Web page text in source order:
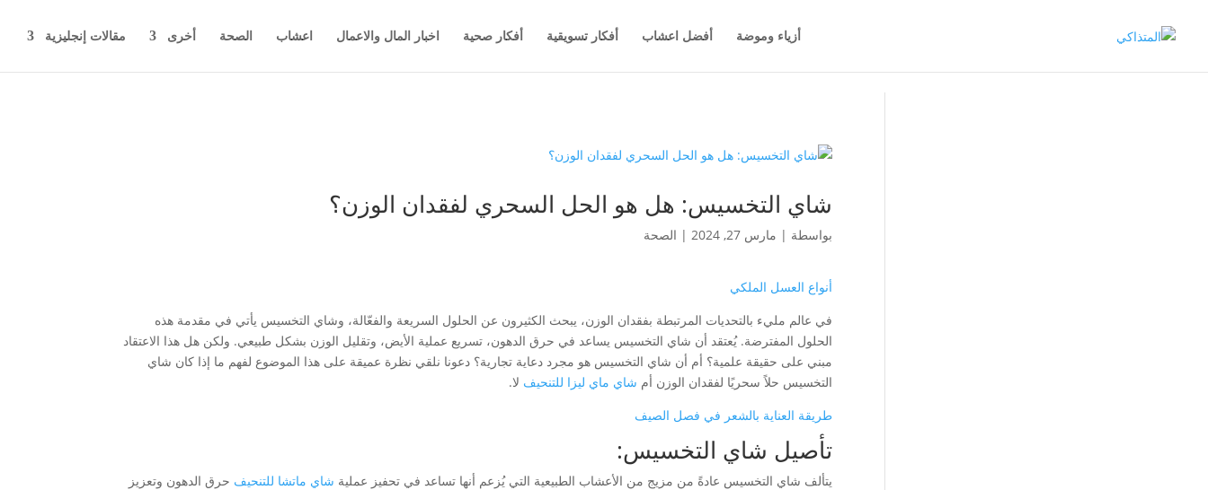
أزياء وموضة أفضل اعشاب أفكار تسويقية أفكار صحية اخبار المال والاعمال اعشاب الصحة أخرى مقالات إنجليزية
شاي التخسيس: هل هو الحل السحري لفقدان الوزن؟
بواسطة | مارس 27, 2024 | الصحة
أنواع العسل الملكي
في عالم مليء بالتحديات المرتبطة بفقدان الوزن، يبحث الكثيرون عن الحلول السريعة والفعّالة، وشاي التخسيس يأتي في مقدمة هذه
الحلول المفترضة. يُعتقد أن شاي التخسيس يساعد في حرق الدهون، تسريع عملية الأيض، وتقليل الوزن بشكل طبيعي. ولكن هل هذا الاعتقاد
مبني على حقيقة علمية؟ أم أن شاي التخسيس هو مجرد دعاية تجارية؟ دعونا نلقي نظرة عميقة على هذا الموضوع لفهم ما إذا كان شاي
التخسيس حلاً سحريًا لفقدان الوزن أم شاي ماي ليزا للتنحيف لا.
طريقة العناية بالشعر في فصل الصيف
تأصيل شاي التخسيس:
يتألف شاي التخسيس عادةً من مزيج من الأعشاب الطبيعية التي يُزعم أنها تساعد في تحفيز عملية شاي ماتشا للتنحيف حرق الدهون وتعزيز